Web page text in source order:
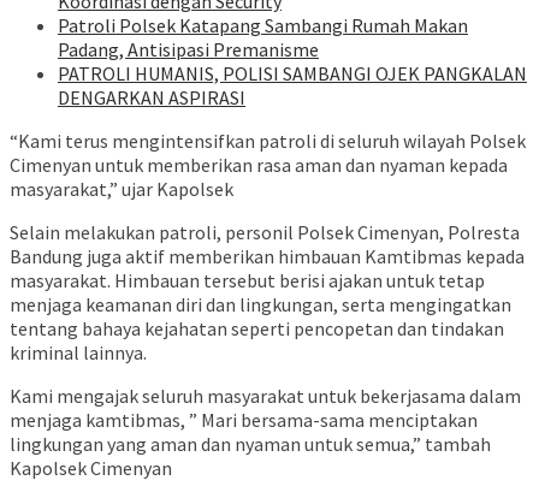
‎Patroli Polsek Katapang Sambangi Rumah Makan
Padang, Antisipasi Premanisme
‎PATROLI HUMANIS, POLISI SAMBANGI OJEK PANGKALAN
DENGARKAN ASPIRASI
“Kami terus mengintensifkan patroli di seluruh wilayah Polsek
Cimenyan untuk memberikan rasa aman dan nyaman kepada
masyarakat,” ujar Kapolsek
Selain melakukan patroli, personil Polsek Cimenyan, Polresta
Bandung juga aktif memberikan himbauan Kamtibmas kepada
masyarakat. Himbauan tersebut berisi ajakan untuk tetap
menjaga keamanan diri dan lingkungan, serta mengingatkan
tentang bahaya kejahatan seperti pencopetan dan tindakan
kriminal lainnya.
Kami mengajak seluruh masyarakat untuk bekerjasama dalam
menjaga kamtibmas, ” Mari bersama-sama menciptakan
lingkungan yang aman dan nyaman untuk semua,” tambah
Kapolsek Cimenyan